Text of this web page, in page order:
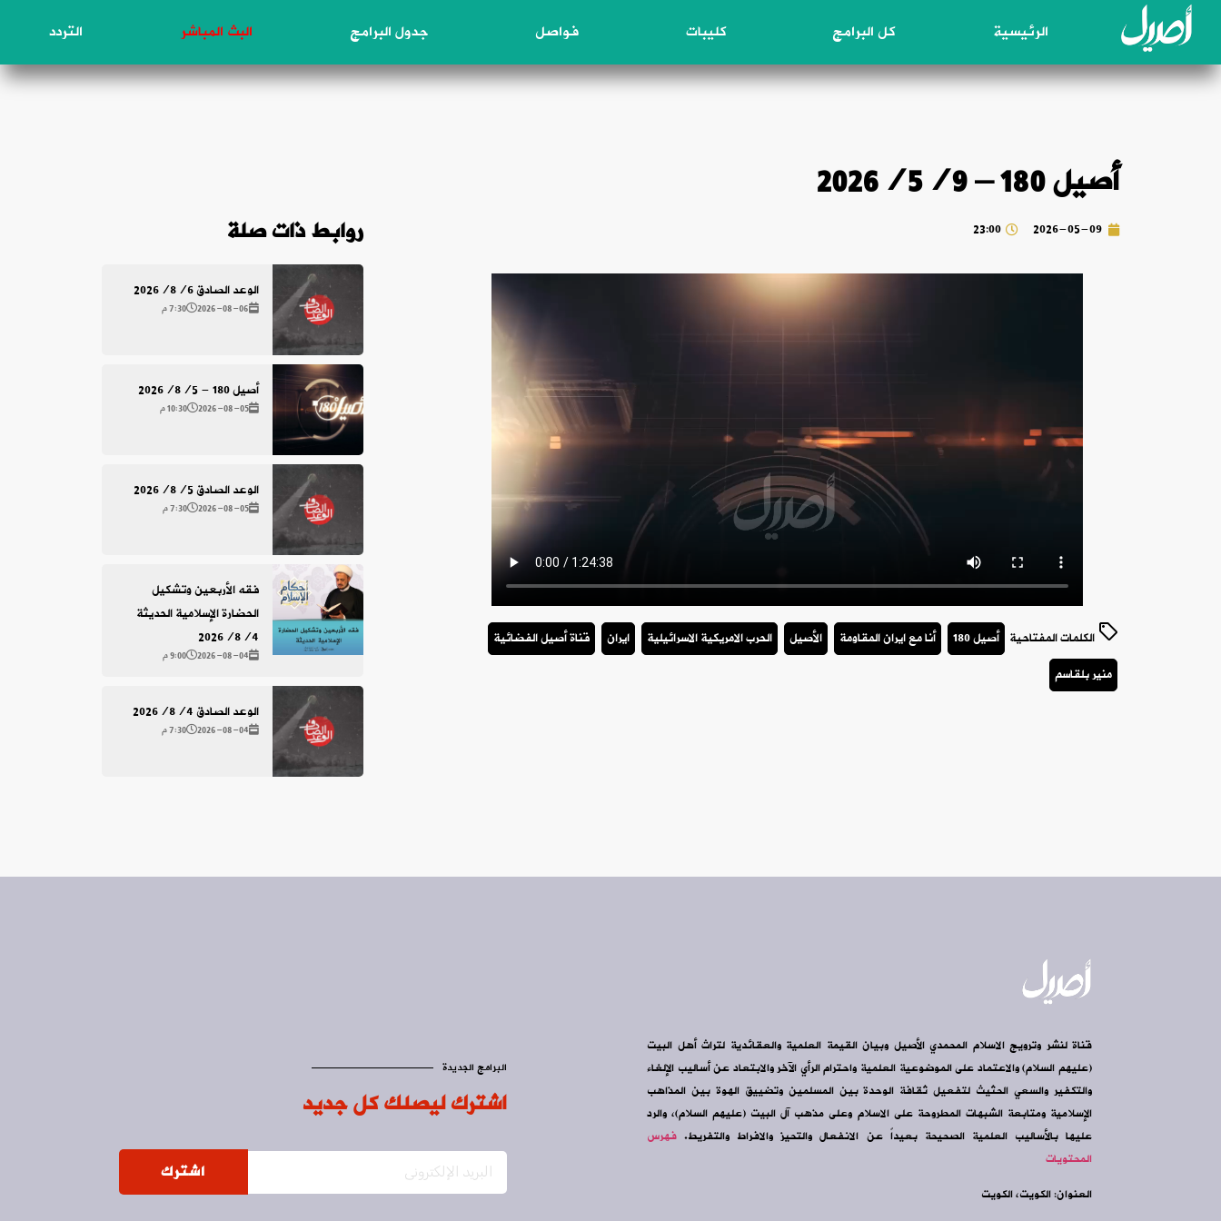
الرئيسية كل البرامج كليبات فواصل جدول البرامج البث المباشر التردد
أصيل 180 – 2026/5/9
2026-05-09
23:00
الكلمات المفتاحية أصيل 180 أنا مع ايران المقاومة الأصيل الحرب الامريكية الاسرائيلية ايران
قناة أصيل الفضائية
منير بلقاسم
روابط ذات صلة
الوعد الصادق 2026/8/6
2026-08-06 7:30 م
أصيل 180 - 2026/8/5
2026-08-05 10:30 م
الوعد الصادق 2026/8/5
2026-08-05 7:30 م
فقه الأربعين وتشكيل
الحضارة الإسلامية الحديثة
2026/8/4
2026-08-04 9:00 م
الوعد الصادق 2026/8/4
2026-08-04 7:30 م
قناة لنشر وترويج الاسلام المحمدي الأصيل وبيان القيمة العلمية والعقائدية لتراث أهل البيت
(عليهم السلام) والاعتماد على الموضوعية العلمية واحترام الرأي الآخر والابتعاد عن أساليب الإلغاء
والتكفير والسعي الحثيث لتفعيل ثقافة الوحدة بين المسلمين وتضييق الهوة بين المذاهب
الإسلامية ومتابعة الشبهات المطروحة على الاسلام وعلى مذهب آل البيت (عليهم السلام)، والرد
عليها بالأساليب العلمية الصحيحة بعيداً عن الانفعال والتحيز والافراط والتفريط. فهرس
المحتويات
العنوان: الكويت، الكويت
البرامج الجديدة
اشترك ليصلك كل جديد
اشترك